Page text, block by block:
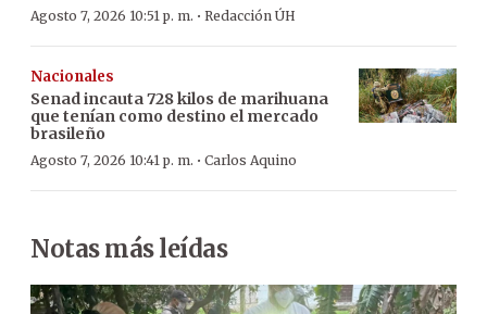
Agosto 7, 2026 10:51 p. m. · Redacción ÚH
Nacionales
Senad incauta 728 kilos de marihuana
que tenían como destino el mercado
brasileño
Agosto 7, 2026 10:41 p. m. · Carlos Aquino
Notas más leídas